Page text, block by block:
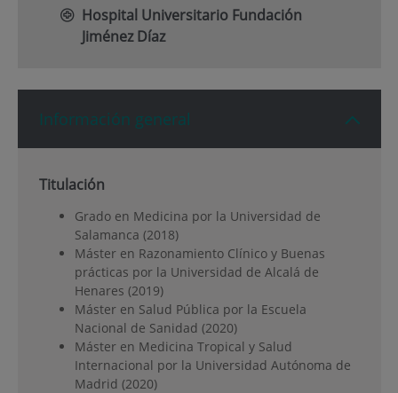
Hospital Universitario Fundación
Jiménez Díaz
Información general
Titulación
Grado en Medicina por la Universidad de
Salamanca (2018)
Máster en Razonamiento Clínico y Buenas
prácticas por la Universidad de Alcalá de
Henares (2019)
Máster en Salud Pública por la Escuela
Nacional de Sanidad (2020)
Máster en Medicina Tropical y Salud
Internacional por la Universidad Autónoma de
Madrid (2020)